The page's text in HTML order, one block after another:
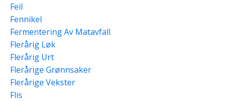
Feil
Fennikel
Fermentering Av Matavfall
Flerårig Løk
Flerårig Urt
Flerårige Grønnsaker
Flerårige Vekster
Flis